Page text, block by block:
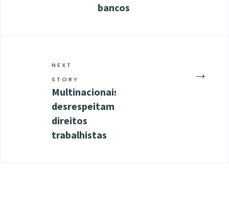
bancos
→
NEXT
STORY
Multinacionais
desrespeitam
direitos
trabalhistas